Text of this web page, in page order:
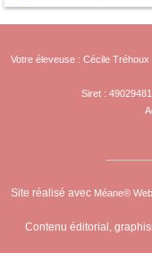
Votre éleveuse : Cécile
Siret :
Site réalisé avec Méane®
Contenu éditorial,